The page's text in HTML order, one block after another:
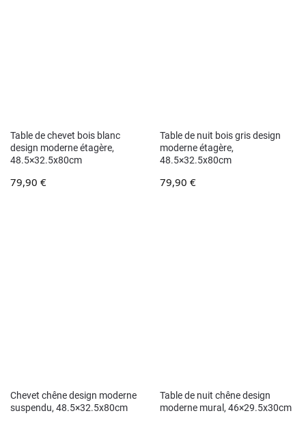
Table de chevet bois blanc
design moderne étagère,
48.5×32.5x80cm
79,90 €
Table de nuit bois gris design
moderne étagère,
48.5×32.5x80cm
79,90 €
Chevet chêne design moderne
suspendu, 48.5×32.5x80cm
Table de nuit chêne design
moderne mural, 46×29.5x30cm